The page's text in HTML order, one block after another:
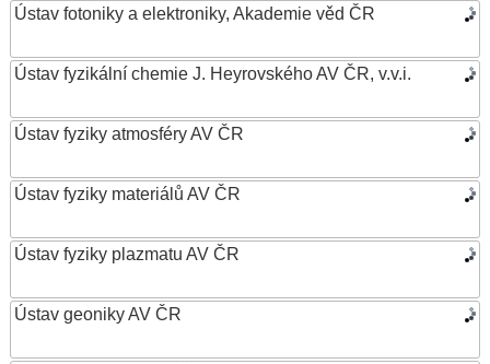
Ústav fotoniky a elektroniky, Akademie věd ČR
Ústav fyzikální chemie J. Heyrovského AV ČR, v.v.i.
Ústav fyziky atmosféry AV ČR
Ústav fyziky materiálů AV ČR
Ústav fyziky plazmatu AV ČR
Ústav geoniky AV ČR